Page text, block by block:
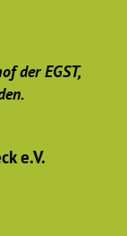
der EGST,
e.V.